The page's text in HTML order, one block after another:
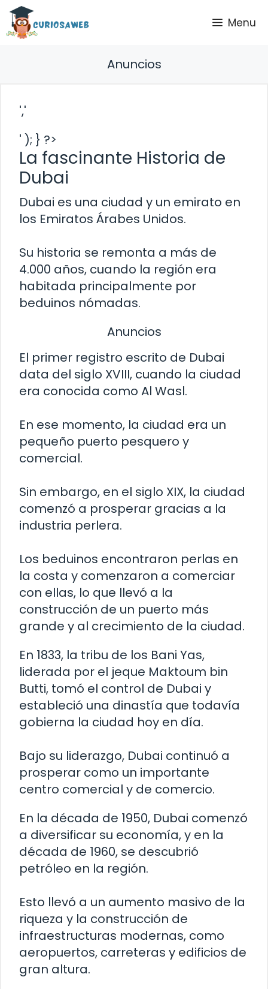
Saltar
contenido
Menu
Anuncios
','
' ); } ?>
La fascinante Historia de
Dubai
Dubai es una ciudad y un emirato en
los Emiratos Árabes Unidos.
Su historia se remonta a más de
4.000 años, cuando la región era
habitada principalmente por
beduinos nómadas.
Anuncios
El primer registro escrito de Dubai
data del siglo XVIII, cuando la ciudad
era conocida como Al Wasl.
En ese momento, la ciudad era un
pequeño puerto pesquero y
comercial.
Sin embargo, en el siglo XIX, la ciudad
comenzó a prosperar gracias a la
industria perlera.
Los beduinos encontraron perlas en
la costa y comenzaron a comerciar
con ellas, lo que llevó a la
construcción de un puerto más
grande y al crecimiento de la ciudad.
En 1833, la tribu de los Bani Yas,
liderada por el jeque Maktoum bin
Butti, tomó el control de Dubai y
estableció una dinastía que todavía
gobierna la ciudad hoy en día.
Bajo su liderazgo, Dubai continuó a
prosperar como un importante
centro comercial y de comercio.
En la década de 1950, Dubai comenzó
a diversificar su economía, y en la
década de 1960, se descubrió
petróleo en la región.
Esto llevó a un aumento masivo de la
riqueza y la construcción de
infraestructuras modernas, como
aeropuertos, carreteras y edificios de
gran altura.